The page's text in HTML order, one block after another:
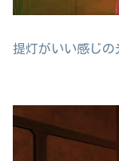
提灯がいい感じの